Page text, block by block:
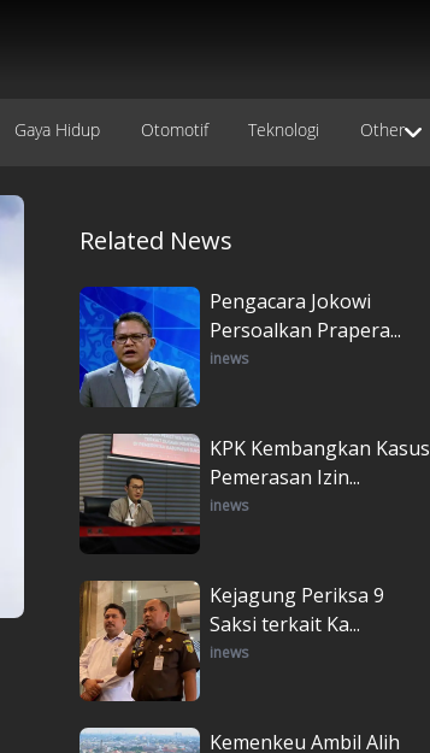
Gaya Hidup Otomotif Teknologi Other
Related News
Pengacara Jokowi
Persoalkan Prapera...
inews
KPK Kembangkan Kasus
Pemerasan Izin...
inews
Kejagung Periksa 9
Saksi terkait Ka...
inews
Kemenkeu Ambil Alih